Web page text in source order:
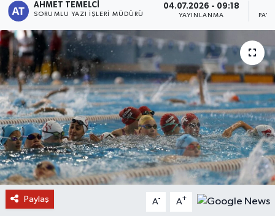
AHMET TEMELCI
SORUMLU YAZI İŞLERI MÜDÜRÜ
04.07.2026 - 09:18
YAYINLANMA
Paylaş A- A+